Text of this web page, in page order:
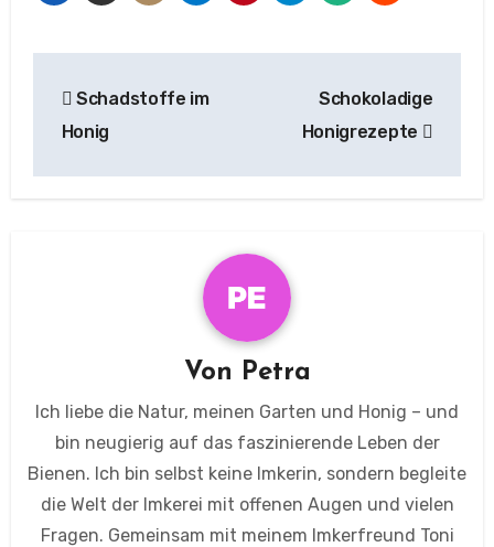
Schadstoffe im
Honig
Schokoladige
Honigrezepte
Von Petra
Ich liebe die Natur, meinen Garten und Honig – und
bin neugierig auf das faszinierende Leben der
Bienen. Ich bin selbst keine Imkerin, sondern begleite
die Welt der Imkerei mit offenen Augen und vielen
Fragen. Gemeinsam mit meinem Imkerfreund Toni